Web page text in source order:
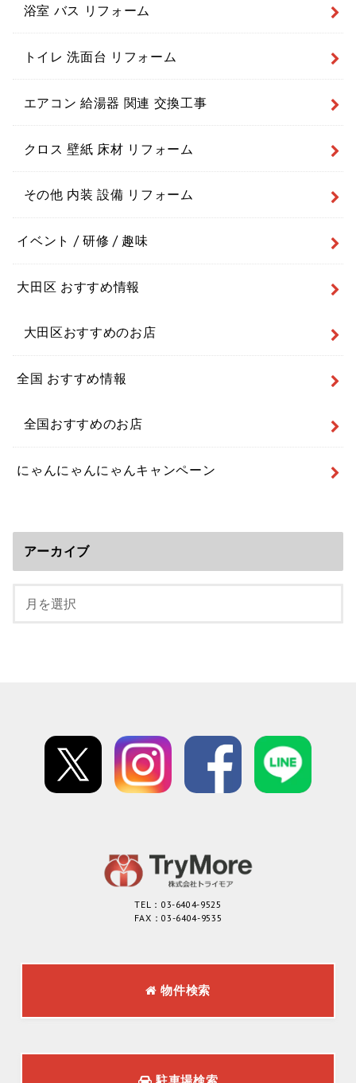
浴室 バス リフォーム
トイレ 洗面台 リフォーム
エアコン 給湯器 関連 交換工事
クロス 壁紙 床材 リフォーム
その他 内装 設備 リフォーム
イベント / 研修 / 趣味
大田区 おすすめ情報
大田区おすすめのお店
全国 おすすめ情報
全国おすすめのお店
にゃんにゃんにゃんキャンペーン
アーカイブ
TEL：03-6404-9525
FAX：03-6404-9535
物件検索